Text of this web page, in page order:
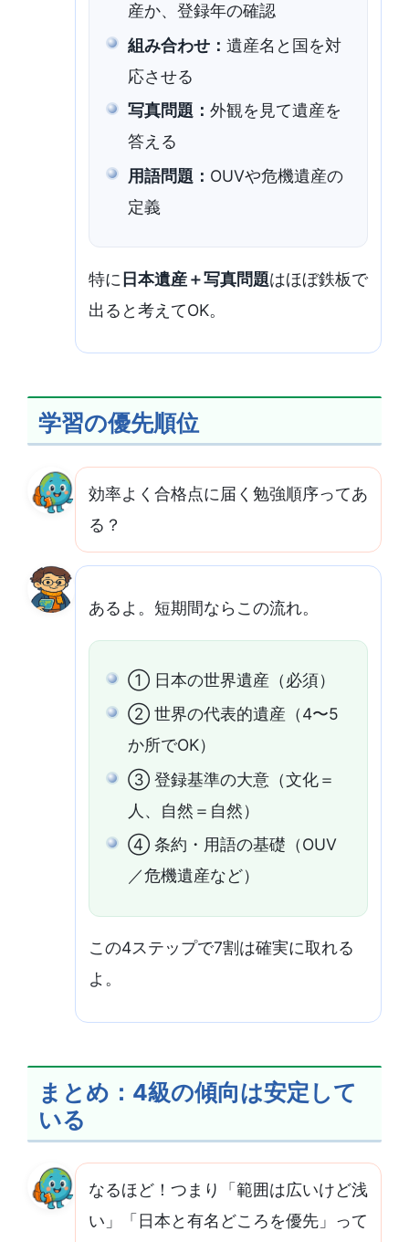
産か、登録年の確認
組み合わせ： 遺産名と国を対
応させる
写真問題： 外観を見て遺産を
答える
用語問題： OUVや危機遺産の
定義
特に 日本遺産＋写真問題はほぼ鉄板で
出ると考えてOK。
学習の優先順位
効率よく合格点に届く勉強順序ってあ
る？
あるよ。短期間ならこの流れ。
① 日本の世界遺産（必須）
② 世界の代表的遺産（4〜5
か所でOK）
③ 登録基準の大意（文化＝
人、自然＝自然）
④ 条約・用語の基礎（OUV
／危機遺産など）
この4ステップで7割は確実に取れる
よ。
まとめ：4級の傾向は安定して
いる
なるほど！つまり「範囲は広いけど浅
い」「日本と有名どころを優先」って